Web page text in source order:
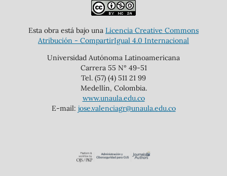
Esta obra está bajo una Licencia Creative Commons
Atribución - CompartirIgual 4.0 Internacional
Universidad Autónoma Latinoamericana
Carrera 55 N° 49-51
Tel. (57) (4) 511 21 99
Medellín, Colombia.
www.unaula.edu.co
E-mail: jose.valenciagr@unaula.edu.co